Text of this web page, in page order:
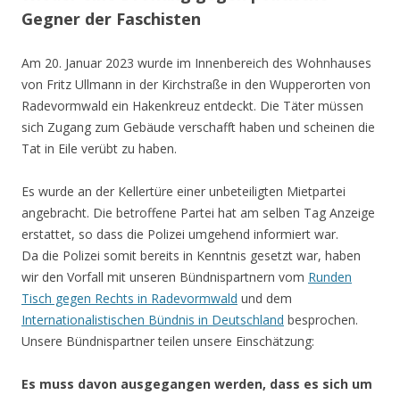
Gegner der Faschisten
Am 20. Januar 2023 wurde im Innenbereich des Wohnhauses
von Fritz Ullmann in der Kirchstraße in den Wupperorten von
Radevormwald ein Hakenkreuz entdeckt. Die Täter müssen
sich Zugang zum Gebäude verschafft haben und scheinen die
Tat in Eile verübt zu haben.
Es wurde an der Kellertüre einer unbeteiligten Mietpartei
angebracht. Die betroffene Partei hat am selben Tag Anzeige
erstattet, so dass die Polizei umgehend informiert war.
Da die Polizei somit bereits in Kenntnis gesetzt war, haben
wir den Vorfall mit unseren Bündnispartnern vom Runden
Tisch gegen Rechts in Radevormwald und dem
Internationalistischen Bündnis in Deutschland besprochen.
Unsere Bündnispartner teilen unsere Einschätzung:
Es muss davon ausgegangen werden, dass es sich um